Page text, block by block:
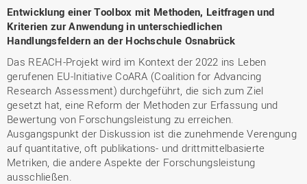
Entwicklung einer Toolbox mit Methoden, Leitfragen und
Kriterien zur Anwendung in unterschiedlichen
Handlungsfeldern an der Hochschule Osnabrück
Das REACH-Projekt wird im Kontext der 2022 ins Leben
gerufenen EU-Initiative CoARA (Coalition for Advancing
Research Assessment) durchgeführt, die sich zum Ziel
gesetzt hat, eine Reform der Methoden zur Erfassung und
Bewertung von Forschungsleistung zu erreichen.
Ausgangspunkt der Diskussion ist die zunehmende Verengung
auf quantitative, oft publikations- und drittmittelbasierte
Metriken, die andere Aspekte der Forschungsleistung
ausschließen.